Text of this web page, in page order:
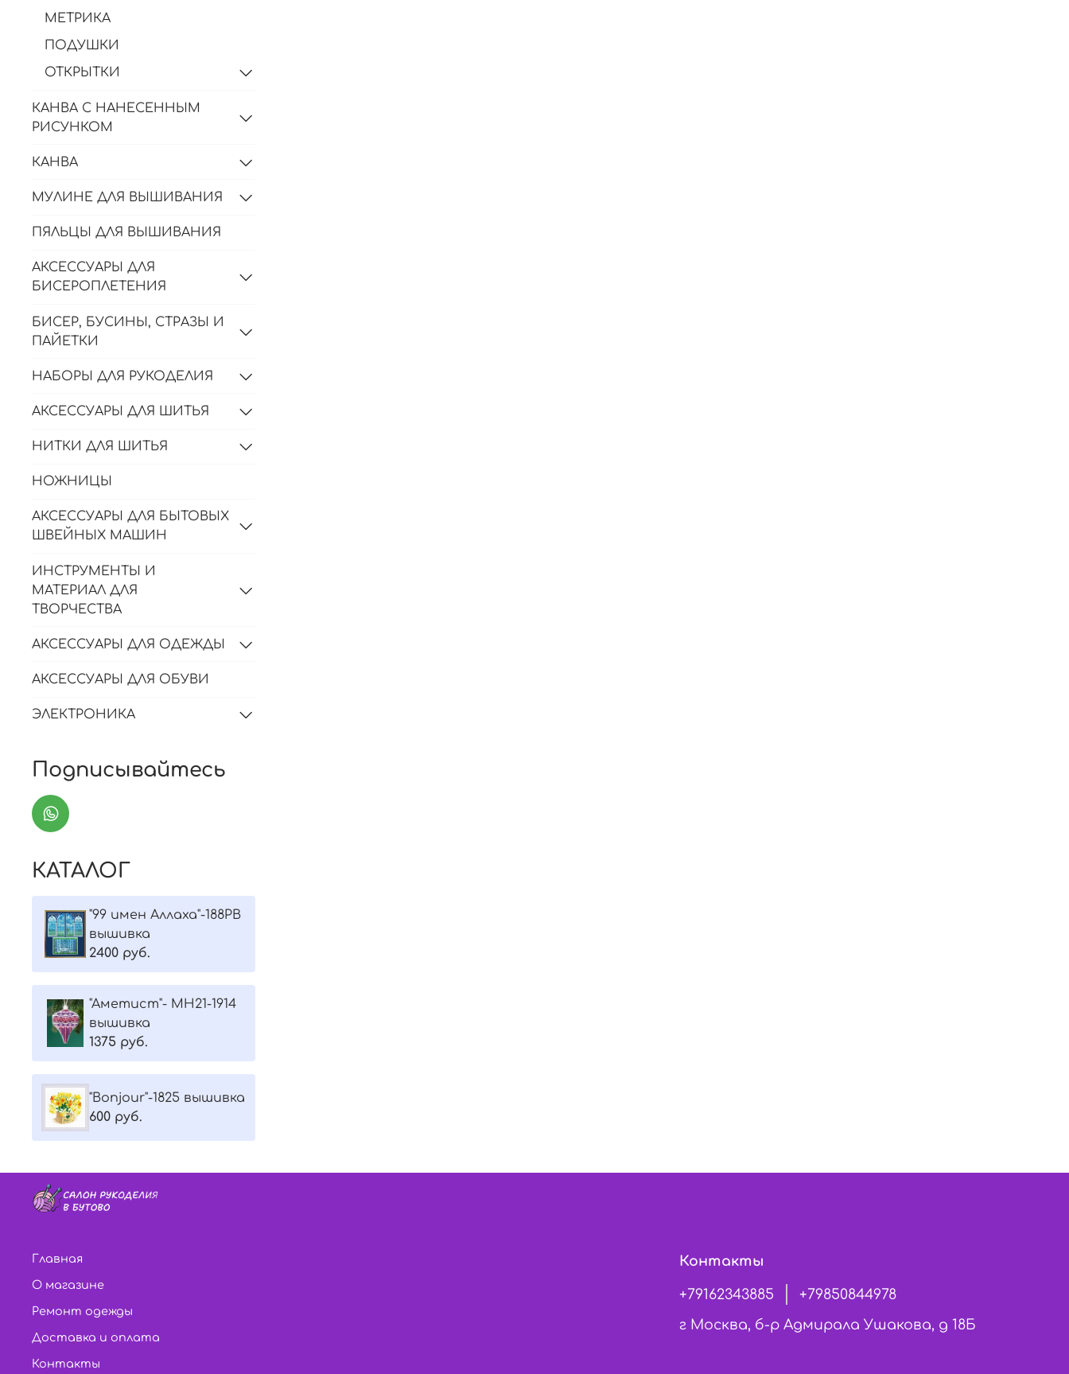
МЕТРИКА
ПОДУШКИ
ОТКРЫТКИ
КАНВА С НАНЕСЕННЫМ
РИСУНКОМ
КАНВА
МУЛИНЕ ДЛЯ ВЫШИВАНИЯ
ПЯЛЬЦЫ ДЛЯ ВЫШИВАНИЯ
АКСЕССУАРЫ ДЛЯ
БИСЕРОПЛЕТЕНИЯ
БИСЕР, БУСИНЫ, СТРАЗЫ И
ПАЙЕТКИ
НАБОРЫ ДЛЯ РУКОДЕЛИЯ
АКСЕССУАРЫ ДЛЯ ШИТЬЯ
НИТКИ ДЛЯ ШИТЬЯ
НОЖНИЦЫ
АКСЕССУАРЫ ДЛЯ БЫТОВЫХ
ШВЕЙНЫХ МАШИН
ИНСТРУМЕНТЫ И
МАТЕРИАЛ ДЛЯ
ТВОРЧЕСТВА
АКСЕССУАРЫ ДЛЯ ОДЕЖДЫ
АКСЕССУАРЫ ДЛЯ ОБУВИ
ЭЛЕКТРОНИКА
Подписывайтесь
КАТАЛОГ
"99 имен Аллаха"-188РВ
вышивка
2400 руб.
"Aметист"- МH21-1914
вышивка
1375 руб.
"Bonjour"-1825 вышивка
600 руб.
Главная
О магазине
Ремонт одежды
Доставка и оплата
Контакты
Контакты
+79162343885
+79850844978
г Москва, б-р Адмирала Ушакова, д 18Б